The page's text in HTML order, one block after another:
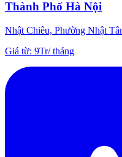
Thành Phố Hà Nội
Nhật Chiêu, Phường Nhật
Giá từ: 9Tr/tháng